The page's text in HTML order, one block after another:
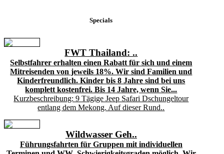
Specials
FWT Thailand: ..
Selbstfahrer erhalten einen Rabatt für sich und einem
Mitreisenden von jeweils 18%. Wir sind Familien und
Kinderfreundlich. Kinder bis 8 Jahre sind bei uns
komplett kostenfrei. Bis 14 Jahre, wenn Sie...
Kurzbeschreibung: 9 Tägige Jeep Safari Dschungeltour
entlang dem Mekong. Auf dieser Rund..
Wildwasser Geh..
Führungsfahrten für Gruppen mit individuellen